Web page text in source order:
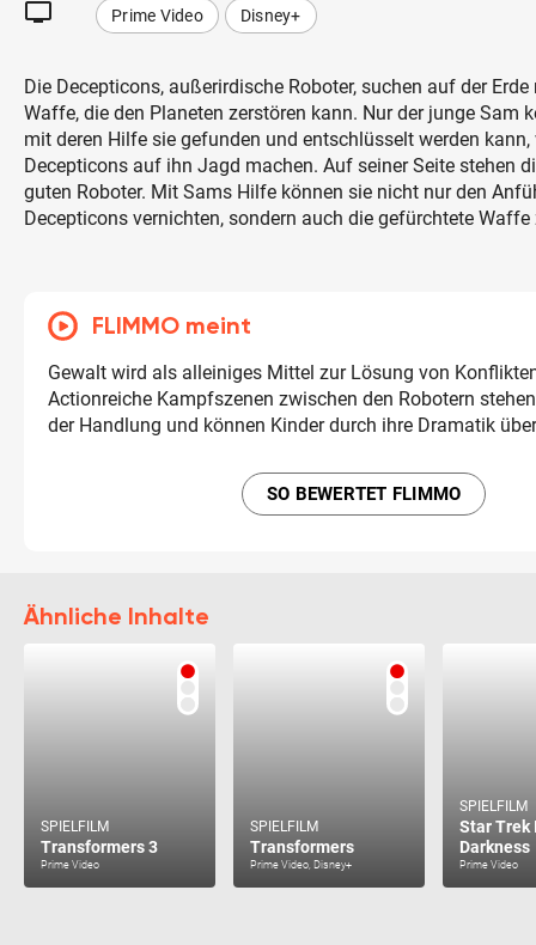
tv Prime Video Disney+
Die Decepticons, außerirdische Roboter, suchen auf der
Waffe, die den Planeten zerstören kann. Nur der junge Sam
mit deren Hilfe sie gefunden und entschlüsselt werden
Decepticons auf ihn Jagd machen. Auf seiner Seite stehen
guten Roboter. Mit Sams Hilfe können sie nicht nur den
Decepticons vernichten, sondern auch die gefürchtete Waffe
FLIMMO meint
Gewalt wird als alleiniges Mittel zur Lösung von
Actionreiche Kampfszenen zwischen den Robotern
der Handlung und können Kinder durch ihre Dramatik
SO BEWERTET FLIMMO
Ähnliche Inhalte
SPIELFILM
Transformers 3
Prime Video
SPIELFILM
Transformers
Prime Video, Disney+
SPIELFILM
Star Trek
Darkness
Prime Video